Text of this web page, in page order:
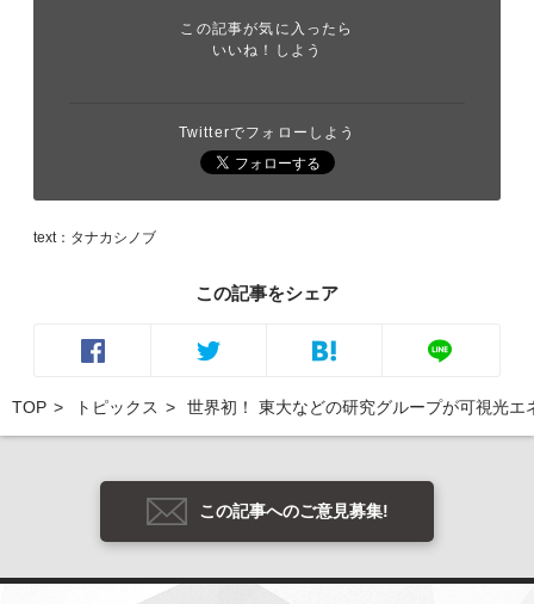
この記事が気に入ったら
いいね！しよう
Twitterでフォローしよう
text：タナカシノブ
この記事をシェア
TOP トピックス 世界初！ 東大などの研究グループが可視光
この記事へのご意見募集!